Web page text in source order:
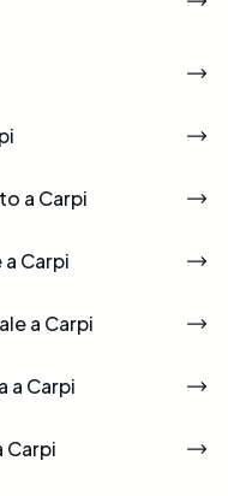
a Carpi
Carpi
a Carpi
a Carpi
Carpi